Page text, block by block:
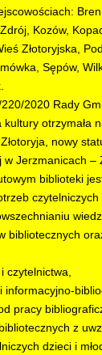
Kozów,
Złotoryjska,
Sępów,
2020 Rady
otrzymała
nowy
Jerzmanicach –
biblioteki
czytelniczych
bibliotecznych
czytelnictwa,
informacyjno-
pracy
z
dzieci i